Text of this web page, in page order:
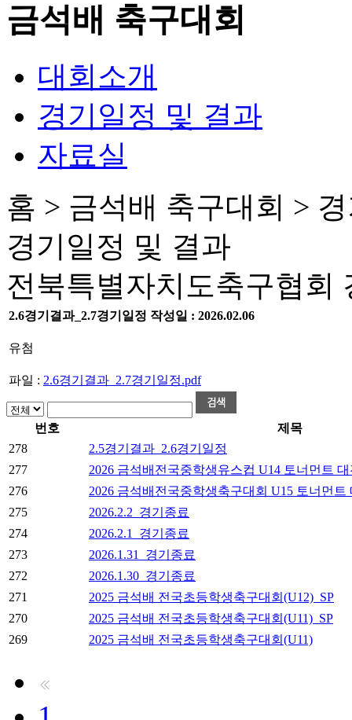
금석배 축구대회
대회소개
경기일정 및 결과
자료실
홈 > 금석배 축구대회 >
경기일정 및 결과
전북특별자치도축구협회
2.6경기결과_2.7경기일정 작성일 : 2026.02.06
유첨
파일 : 2.6경기결과_2.7경기일정.pdf
번호
제목
278
2.5경기결과_2.6경기일정
277
2026 금석배전국중학생유스컵 U14 토너먼트
276
2026 금석배전국중학생축구대회 U15 토너먼트
275
2026.2.2_경기종료
274
2026.2.1_경기종료
273
2026.1.31_경기종료
272
2026.1.30_경기종료
271
2025 금석배 전국초등학생축구대회(U12)_SP
270
2025 금석배 전국초등학생축구대회(U11)_SP
269
2025 금석배 전국초등학생축구대회(U11)